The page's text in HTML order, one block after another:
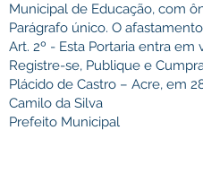
Municipal de Educação, com
Parágrafo único. O
Art. 2º - Esta Portaria entra
Registre-se, Publique e
Plácido de Castro – Acre, em
Camilo da Silva
Prefeito Municipal